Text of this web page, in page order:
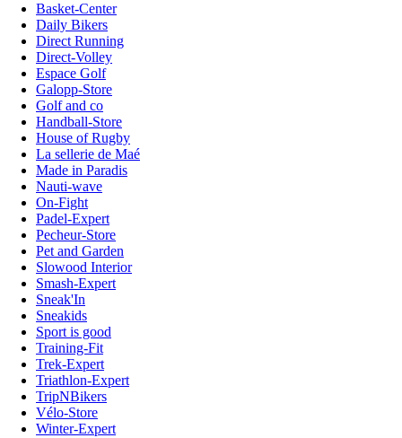
Basket-Center
Daily Bikers
Direct Running
Direct-Volley
Espace Golf
Galopp-Store
Golf and co
Handball-Store
House of Rugby
La sellerie de Maé
Made in Paradis
Nauti-wave
On-Fight
Padel-Expert
Pecheur-Store
Pet and Garden
Slowood Interior
Smash-Expert
Sneak'In
Sneakids
Sport is good
Training-Fit
Trek-Expert
Triathlon-Expert
TripNBikers
Vélo-Store
Winter-Expert